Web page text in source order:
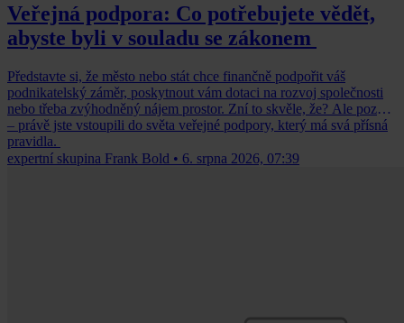
Veřejná podpora: Co potřebujete vědět,
abyste byli v souladu se zákonem
Představte si, že město nebo stát chce finančně podpořit váš
podnikatelský záměr, poskytnout vám dotaci na rozvoj společnosti
nebo třeba zvýhodněný nájem prostor. Zní to skvěle, že? Ale pozor
– právě jste vstoupili do světa veřejné podpory, který má svá přísná
pravidla.
expertní skupina Frank Bold • 6. srpna 2026, 07:39